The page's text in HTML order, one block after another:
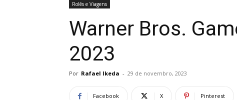
Rolês e Viagens
Warner Bros.
2023
Por Rafael Ikeda - 29 de novembro, 2023
Facebook X Pinterest